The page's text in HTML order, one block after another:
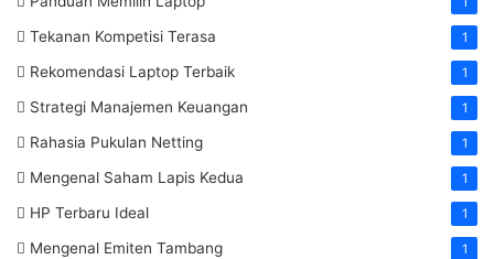
Tekanan Kompetisi Terasa 1
Rekomendasi Laptop Terbaik 1
Strategi Manajemen Keuangan 1
Rahasia Pukulan Netting 1
Mengenal Saham Lapis Kedua 1
HP Terbaru Ideal 1
Mengenal Emiten Tambang 1